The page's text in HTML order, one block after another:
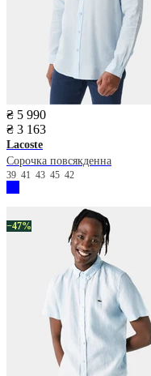
₴ 5 990
₴ 3 163
Lacoste
Сорочка повсякденна
39 41 43 45 42
−47%